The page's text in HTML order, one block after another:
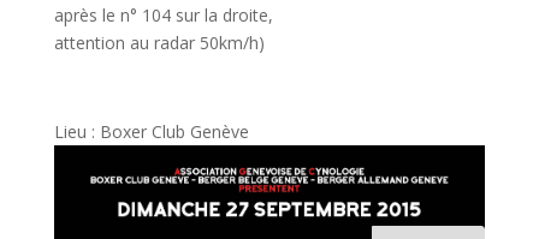
après le n° 104 sur la droite,
attention au radar 50km/h)
Lieu : Boxer Club Genève